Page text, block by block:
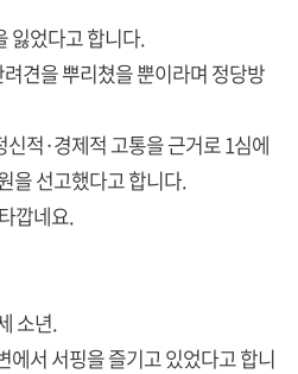
잃었다고 합니다.
견을 뿌리쳤을 뿐이라며 정당방
적·경제적 고통을 근거로 1심에
을 선고했다고 합니다.
깝네요.
소년.
에서 서핑을 즐기고 있었다고 합니